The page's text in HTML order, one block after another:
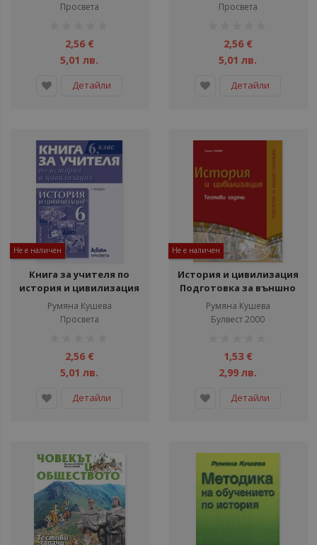
Просвета
2,56 €
5,01 лв.
Детайли
Просвета
2,56 €
5,01 лв.
Детайли
Не е наличен
Книга за учителя по
история и цивилизация
за 6. клас
Румяна Кушева
Просвета
2,56 €
5,01 лв.
Детайли
Не е наличен
История и цивилизация
Подготовка за външно
оценяване след 7. клас/
Тестови задачи
Румяна Кушева
Булвест 2000
1,53 €
2,99 лв.
Детайли